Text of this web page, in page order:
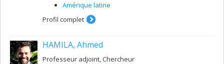
Amérique latine
Profil complet
HAMILA, Ahmed
Professeur adjoint, Chercheur